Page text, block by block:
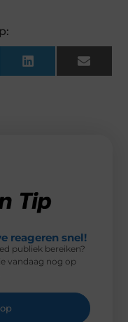
L
I
E
M
reageren snel!
publiek bereiken?
vandaag nog op